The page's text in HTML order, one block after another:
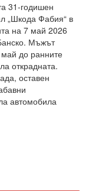
31-годишен
„Шкода Фабия“ в
на 7 май 2026
Мъжът
до ранните
открадната.
оставен
автомобила